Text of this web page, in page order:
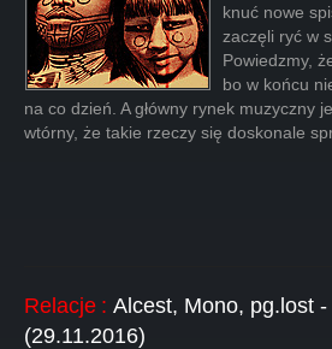
knuć nowe
zaczęli ryć w
Powiedzmy,
bo w końcu
na co dzień. A główny rynek muzyczny
wtórny, że takie rzeczy się doskonale
Relacje : Alcest, Mono, pg.lost -
(29.11.2016)